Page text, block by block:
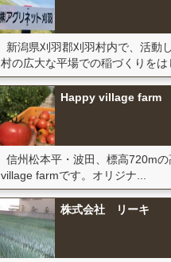
新潟県刈羽郡刈羽村内で、活動
村の広大な平場での稲づくりを
Happy village farm
信州松本平・波田、標高720m
village farmです。オリジナ...
株式会社 リーキ